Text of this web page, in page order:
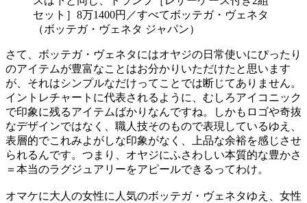
セット］8万1400円／すべてボッテガ・ヴェネタ
（ボッテガ・ヴェネタ ジャパン）
さて、ボッテガ・ヴェネタにはオヤジの日常使いにぴったり
のアイテムが豊富なことはお分かりいただけたと思います
が、それはシンプルなだけってことでは断じてありません。
イントレチャートに代表されるように、むしろアイコニック
で印象に残るアイテムばかりなんですね。しかもロゴや奇抜
なデザインではなく、職人技そのもので表現しているゆえ、
表層的でこれみよがしな印象がなく、上品な余裕を感じさせ
られるんです。つまり、オヤジにふさわしい本質的な豊かさ
＝本当のラグジュアリーをアピールできるってわけ。
オマケに大人の女性に人気のボッテガ・ヴェネタゆえ、女性